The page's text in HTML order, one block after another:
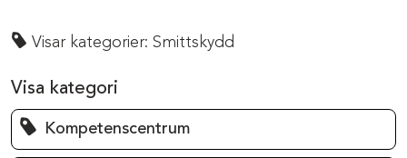
Visar kategorier: Smittskydd
Visa kategori
Kompetenscentrum